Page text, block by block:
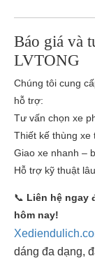
Báo giá và
LVTONG
Chúng tôi cung
hỗ trợ:
Tư vấn chọn xe
Thiết kế thùng xe
Giao xe nhanh –
Hỗ trợ kỹ thuật
📞 Liên hệ ngay
hôm nay!
dáng đa dạng,